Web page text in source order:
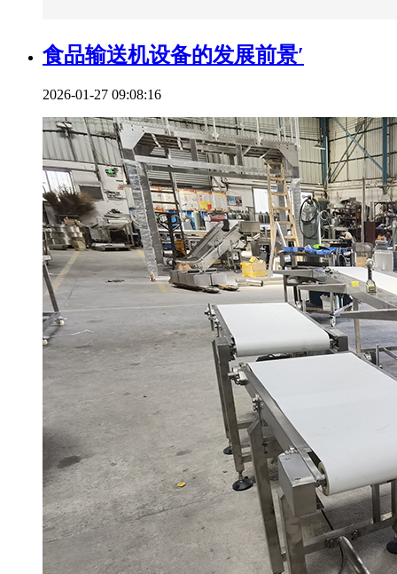
食品输送机设备的发展前景′
2026-01-27 09:08:16